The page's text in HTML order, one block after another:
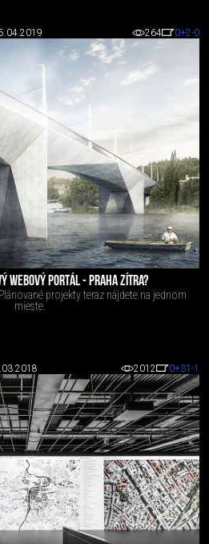
264 0+2-0
WEBOVÝ PORTÁL - PRAHA ZÍTRA?
projekty teraz nájdete na jednom
mieste.
2012 0+31 -1